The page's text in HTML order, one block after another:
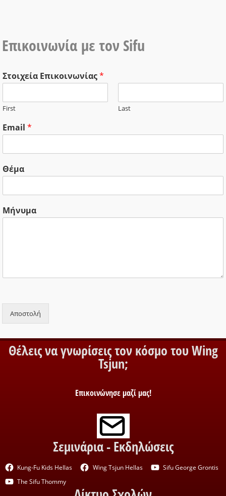
Επικοινωνία με τον Sifu
Στοιχεία Επικοινωνίας*
First Last
Email*
Θέμα
Μήνυμα
Αποστολή
Θέλεις να γνωρίσεις τον κόσμο του Wing
Tsjun;
Επικοινώνησε μαζί μας!
Σεμινάρια - Εκδηλώσεις
Kung-Fu Kids Hellas Wing Tsjun Hellas
Sifu George Grontis
The Sifu Thommy